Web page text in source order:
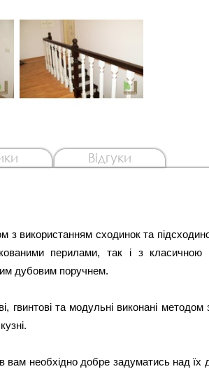
Відгуки
перилами, так і з класичною
дубовим поручнем.
гвинтові та модульні виконані методом
вам необхідно добре задуматись над їх